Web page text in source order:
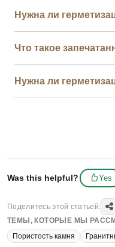
Нужна ли
Что такое
Нужна ли
Was this helpful? Yes
Поделитесь этой статьей:
ТЕМЫ, КОТОРЫЕ МЫ
Пористость камня